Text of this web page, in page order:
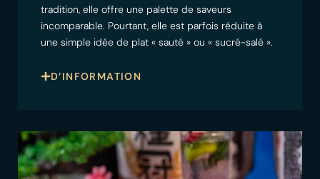
tradition, elle offre une palette de saveurs
incomparable. Pourtant, elle est parfois réduite à
une simple idée de plat « sauté » ou « sucré-salé ».
D’INFORMATION